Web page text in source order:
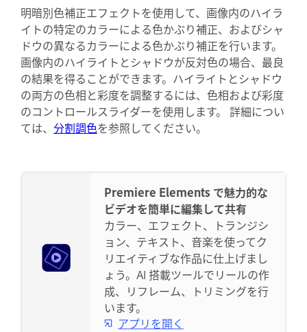
明暗別色補正エフェクトを使用して、画像内のハイラ
イトの特定のカラーによる色かぶり補正、およびシャ
ドウの異なるカラーによる色かぶり補正を行います。
画像内のハイライトとシャドウが反対色の場合、最良
の結果を得ることができます。ハイライトとシャドウ
の両方の色相と彩度を調整するには、色相および彩度
のコントロールスライダーを使用します。 詳細につい
ては、 分割調色を参照してください。
Premiere Elements で魅力的な
ビデオを簡単に編集して共有
カラー、エフェクト、トランジシ
ョン、テキスト、音楽を使ってク
リエイティブな作品に仕上げまし
ょう。AI 搭載ツールでリールの作
成、リフレーム、トリミングを行
います。
アプリを開く